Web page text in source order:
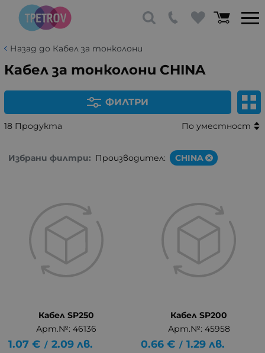
Назад до Кабел за тонколони
Кабел за тонколони CHINA
ФИЛТРИ
18 Продукта По уместност
Избрани филтри: Производител: CHINA
Кабел SP250
Арт.№: 46136
1.07 € / 2.09 лв.
Кабел SP200
Арт.№: 45958
0.66 € / 1.29 лв.